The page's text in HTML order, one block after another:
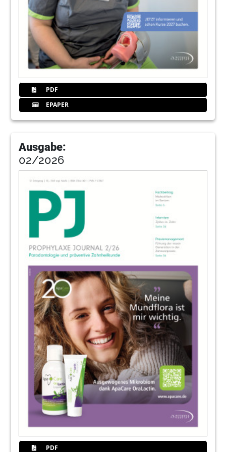
28Ein gesundes orales Mikrobiom kann
Erkrankungen vorbeugen
Univ.-Prof. Dr. Rainer Hahn
29Erfolgreiche Strategien in der
Zahnarztpraxis zu Zeiten der Budgetierung
Stefanie Kurzschenkel
Produkte
Redaktion
34 „Nobelpreis der Zahnmedizin“ –
Würdigung für Andrej M. Kielbassa
Dr. Ina Ulrich
mitkeimreduzierender Wirkung
Redaktion
Tipps für die nächste Gehaltsverhandlung
Nancy Djelassi
MUNDHYGIENETAG 2024 in Düsseldorf
Redaktion
Fit für Qualitätsmanagement,
Dokumentation und Hygiene
Redaktion
Events
Redaktion
Fit im Umgang mit Blutkonzentraten
Redaktion
42Termine / Impressum
Redaktion
PDF
EPAPER
Ausgabe:
02/2026
PDF